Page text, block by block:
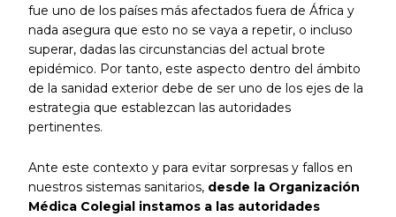
fue uno de los países más afectados fuera de África y
nada asegura que esto no se vaya a repetir, o incluso
superar, dadas las circunstancias del actual brote
epidémico. Por tanto, este aspecto dentro del ámbito
de la sanidad exterior debe de ser uno de los ejes de la
estrategia que establezcan las autoridades
pertinentes.
Ante este contexto y para evitar sorpresas y fallos en
nuestros sistemas sanitarios, desde la Organización
Médica Colegial instamos a las autoridades